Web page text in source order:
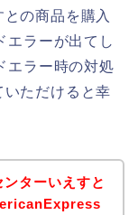
の商品を購入
エラーが出てし
エラー時の対処
ただけると幸
ターいえすと